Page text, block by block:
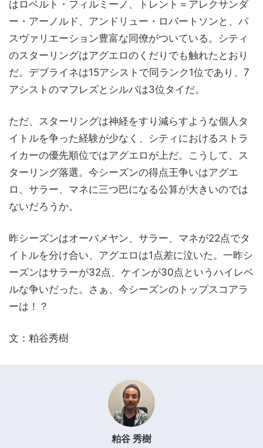
はロベルト・フィルミーノ、トレント＝アレクサンダ
ー・アーノルド、アンドリュー・ロバートソンと、パ
スヴァリエーション豊富な同僚がついている。シティ
のスターリングはアグエロのくだりでも触れたとおり
だ。デブライネは15アシストで同ランク1位であり、7
アシストのマフレズとシルバは3位タイだ。
ただ、スターリングは神経をすり減らすような個人タ
イトルを争った経験が少なく、シティにおけるストラ
イカーの優先順位ではアグエロが上だ。こうして、ス
ターリング落選。今シーズンの得点王争いはアグエ
ロ、サラー、マネに三つ巴になる公算が大きいのでは
ないだろうか。
昨シーズンはオーバメヤン、サラー、マネが22点でタ
イトルを分け合い、アグエロは1点差に泣いた。一昨シ
ーズンはサラーが32点、ケインが30点というハイレベ
ルな争いだった。さぁ、今シーズンのトップスコアラ
ーは！？
文：粕谷秀樹
粕谷 秀樹